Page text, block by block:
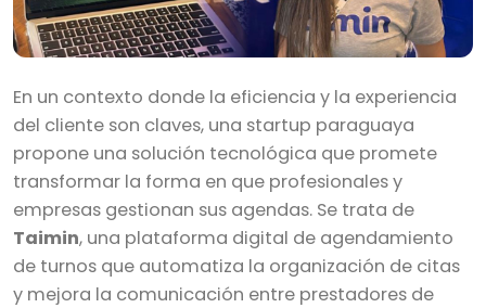
En un contexto donde la eficiencia y la experiencia
del cliente son claves, una startup paraguaya
propone una solución tecnológica que promete
transformar la forma en que profesionales y
empresas gestionan sus agendas. Se trata de
Taimin, una plataforma digital de agendamiento
de turnos que automatiza la organización de citas
y mejora la comunicación entre prestadores de